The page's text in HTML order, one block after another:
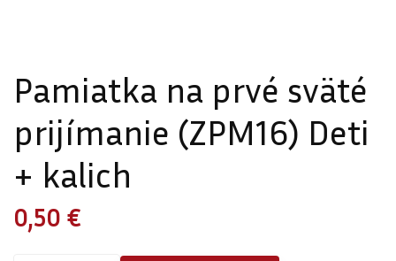
Pamiatka na prvé sväté
prijímanie (ZPM16) Deti
+ kalich
0,50 €